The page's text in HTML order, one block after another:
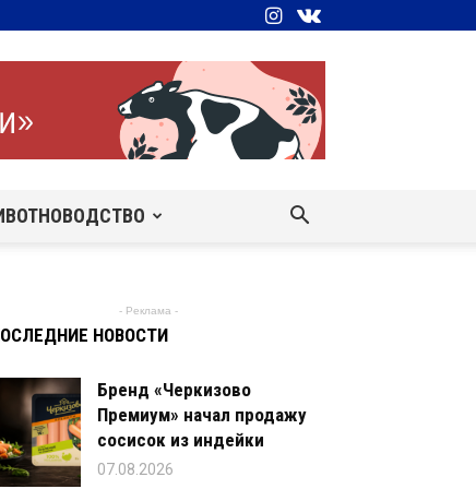
- Реклама -
НОВОСТИ
Бренд «Черкизово
Премиум» начал продажу
сосисок из индейки
07.08.2026